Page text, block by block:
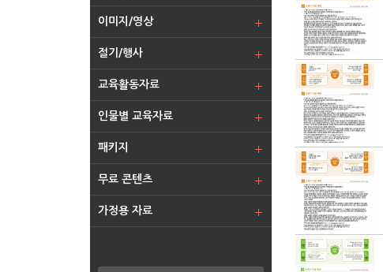
이미지/영상
절기/행사
교육활동자료
인물별 교육자료
패키지
무료 콘텐츠
가정용 자료